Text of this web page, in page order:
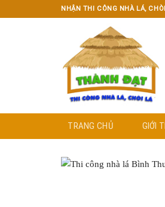
to
NHẬN THI CÔNG NHÀ LÁ,
TRANG CHỦ GIỚI